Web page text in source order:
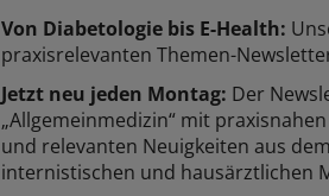
Von Diabetologie bis E-Health:
praxisrelevanten Themen-
Jetzt neu jeden Montag: Der
„Allgemeinmedizin“ mit
und relevanten Neuigkeiten aus
internistischen und hausärztlichen